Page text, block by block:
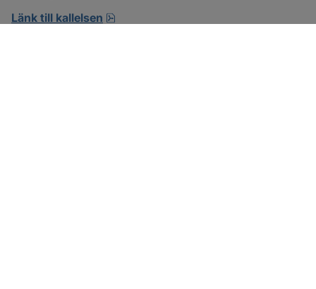
Länk till kallelsen